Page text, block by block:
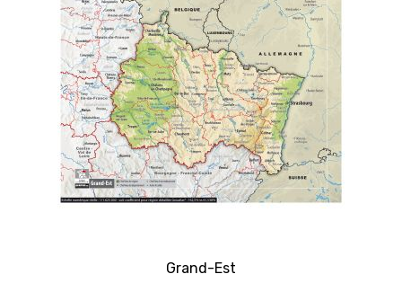
Grand-Est